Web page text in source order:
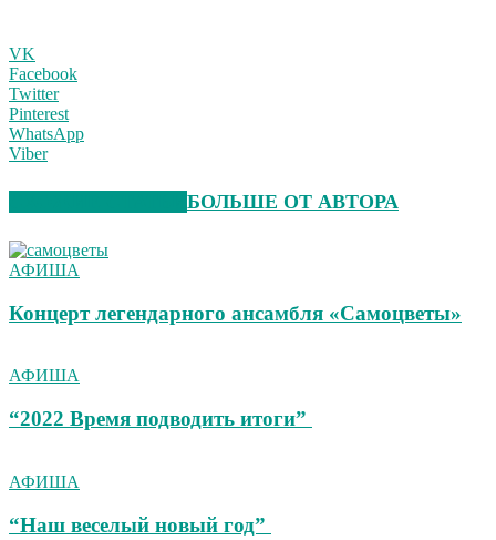
VK
Facebook
Twitter
Pinterest
WhatsApp
Viber
БОЛЬШЕ ОТ АВТОРА
АФИША
Концерт легендарного ансамбля «Самоцветы»
АФИША
“2022 Время подводить итоги”
АФИША
“Наш веселый новый год”